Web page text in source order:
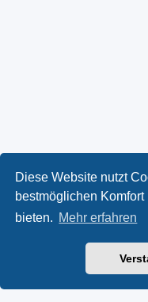
Diese Website nutzt
bestmöglichen
bieten. Mehr erfahren